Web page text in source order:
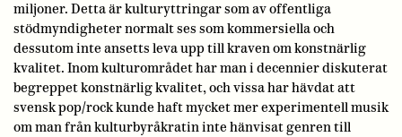
miljoner. Detta är kulturyttringar som av offentliga
stödmyndigheter normalt ses som kommersiella och
dessutom inte ansetts leva upp till kraven om konstnärlig
kvalitet. Inom kulturområdet har man i decennier diskuterat
begreppet konstnärlig kvalitet, och vissa har hävdat att
svensk pop/rock kunde haft mycket mer experimentell musik
om man från kulturbyråkratin inte hänvisat genren till